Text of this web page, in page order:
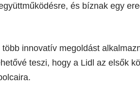
és bíznak egy
innovatív megoldást
teszi, hogy a Lidl az elsők